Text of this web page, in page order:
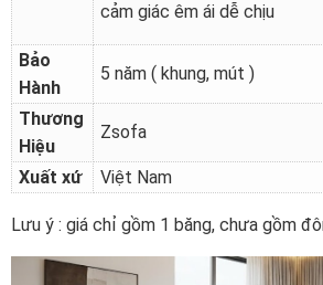
cảm giác êm ái dễ chịu
Bảo
Hành
5 năm ( khung, mút )
Thương
Hiệu
Zsofa
Xuất xứ Việt Nam
Lưu ý : giá chỉ gồm 1 băng, chưa gồm